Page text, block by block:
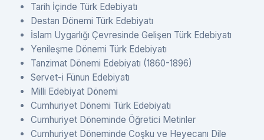
Tarih İçinde Türk Edebiyatı
Destan Dönemi Türk Edebiyatı
İslam Uygarlığı Çevresinde Gelişen Türk Edebiyatı
Yenileşme Dönemi Türk Edebiyatı
Tanzimat Dönemi Edebiyatı (1860-1896)
Servet-i Fünun Edebiyatı
Milli Edebiyat Dönemi
Cumhuriyet Dönemi Türk Edebiyatı
Cumhuriyet Döneminde Öğretici Metinler
Cumhuriyet Döneminde Coşku ve Heyecanı Dile